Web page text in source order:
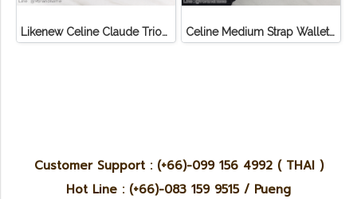
Likenew Celine Claude Triomphe Shoulder Bag Celine Medium Strap Wallet In Grained Calfskin Calf เทา
Customer Support : (+66)-099 156 4992 ( THAI )
Hot Line : (+66)-083 159 9515 / Pueng